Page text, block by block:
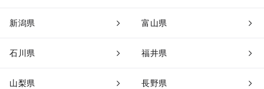
新潟県 富山県
石川県 福井県
山梨県 長野県